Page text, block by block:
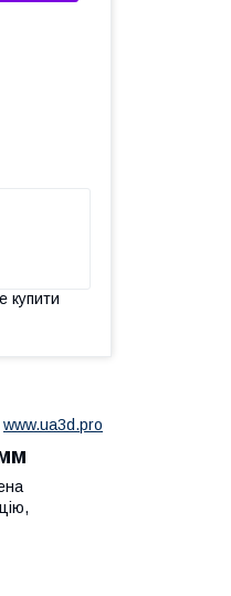
купити
www.ua3d.pro